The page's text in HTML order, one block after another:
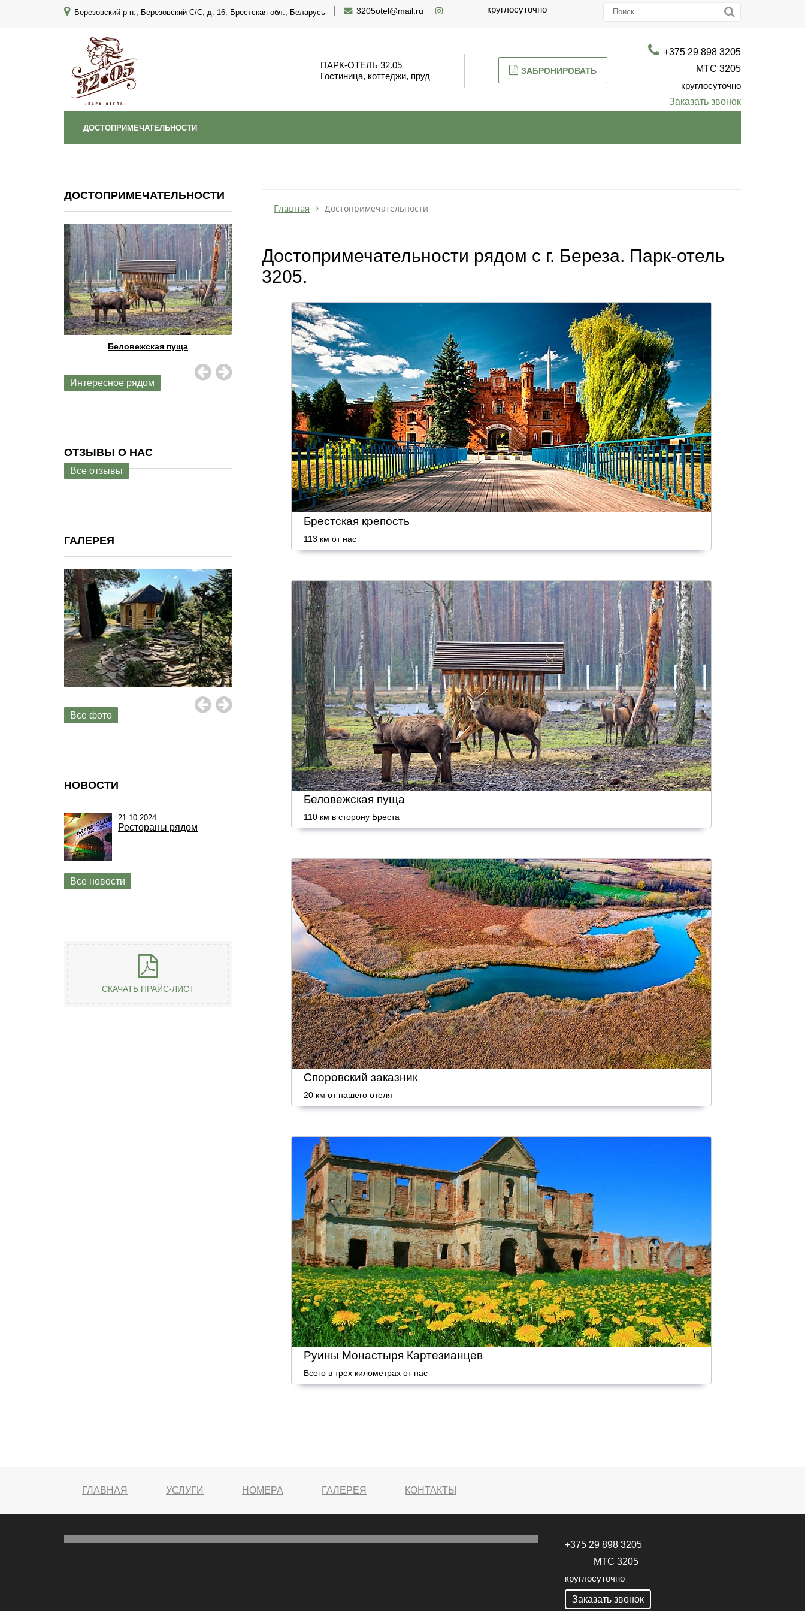
Березовский р-н., Березовский С/С, д. 16. Брестская обл., Беларусь 3205otel@mail.ru
+375 29 898 3205
МТС 3205
круглосуточно
Заказать звонок
ЗАБРОНИРОВАТЬ
ПАРК-ОТЕЛЬ 32.05
Гостиница, коттеджи, пруд
круглосуточно
ДОСТОПРИМЕЧАТЕЛЬНОСТИ
ДОСТОПРИМЕЧАТЕЛЬНОСТИ
Беловежская пуща Споровский заказник Руины Монастыря Картезианцев Брестская крепость
Интересное рядом
ОТЗЫВЫ О НАС
Все отзывы
ГАЛЕРЕЯ
Все фото
НОВОСТИ
21.10.2024
Рестораны рядом
Все новости
СКАЧАТЬ ПРАЙС-ЛИСТ
Главная Достопримечательности
Достопримечательности рядом с г. Береза. Парк-отель
3205.
Брестская крепость
113 км от нас
Беловежская пуща
110 км в сторону Бреста
Споровский заказник
20 км от нашего отеля
Руины Монастыря Картезианцев
Всего в трех километрах от нас
ГЛАВНАЯ УСЛУГИ НОМЕРА ГАЛЕРЕЯ КОНТАКТЫ
+375 29 898 3205
МТС 3205
круглосуточно
Заказать звонок